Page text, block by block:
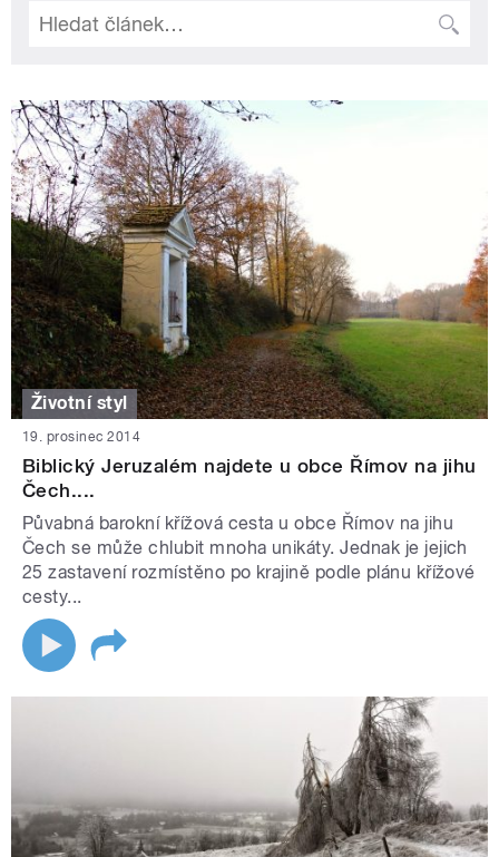
Životní styl
19. prosinec 2014
Biblický Jeruzalém najdete u obce Římov na jihu
Čech....
Půvabná barokní křížová cesta u obce Římov na jihu
Čech se může chlubit mnoha unikáty. Jednak je jejich
25 zastavení rozmístěno po krajině podle plánu křížové
cesty...